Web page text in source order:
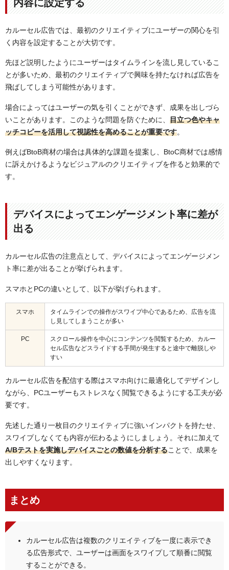
内容に設定する
カルーセル広告では、最初のクリエイティブにユーザーの関心を引
く内容を設定することが大切です。
先ほど説明したようにユーザーはタイムラインを流し見しているこ
とが多いため、最初のクリエイティブで興味を持たなければ広告を
飛ばしてしまう可能性があります。
場合によってはユーザーの気を引くことができず、成果を出しづら
いことがあります。このような問題を防ぐために、 目立つ色やキャ
ッチコピーを活用して視認性を高めることが重要です。
例えばBtoB商材の場合は具体的な課題を提案し、BtoC商材では感情
に訴えかけるようなビジュアルのクリエイティブを作ると効果的で
す。
デバイスによってエンゲージメント率に差が
出る
カルーセル広告の注意点として、デバイスによってエンゲージメン
ト率に差が出ることが挙げられます。
スマホとPCの違いとして、以下が挙げられます。
スマホ
タイムラインでの操作がスワイプ中心であるため、広告を流
し見してしまうことが多い
PC
スクロール操作を中心にコンテンツを閲覧するため、カルー
セル広告などスライドする手間が発生すると途中で離脱しや
すい
カルーセル広告を配信する際はスマホ向けに最適化してデザインし
ながら、PCユーザーもストレスなく閲覧できるようにする工夫が必
要です。
先述した通り一枚目のクリエイティブに強いインパクトを持たせ、
スワイプしなくても内容が伝わるようにしましょう。それに加えて
A/Bテストを実施しデバイスごとの数値を分析することで、成果を
出しやすくなります。
まとめ
カルーセル広告は複数のクリエイティブを一度に表示でき
る広告形式で、ユーザーは画面をスワイプして順番に閲覧
することができる。